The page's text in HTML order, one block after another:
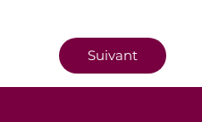
Suivant